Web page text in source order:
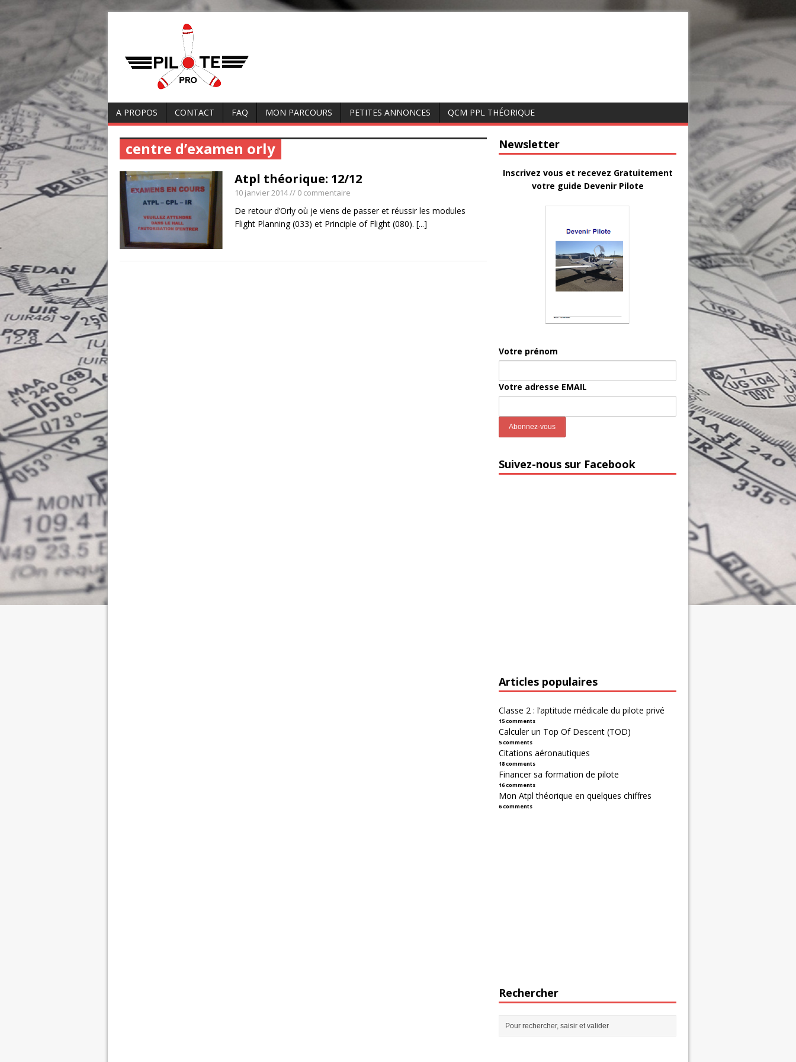
A PROPOS CONTACT FAQ MON PARCOURS PETITES ANNONCES QCM PPL THÉORIQUE
centre d’examen orly
Atpl théorique: 12/12
10 janvier 2014// 0 commentaire
De retour d’Orly où je viens de passer et réussir les modules
Flight Planning (033) et Principle of Flight (080). [...]
Newsletter
Inscrivez vous et recevez Gratuitement
votre guide Devenir Pilote
Votre prénom
Votre adresse EMAIL
Suivez-nous sur Facebook
Articles populaires
Classe 2 : l’aptitude médicale du pilote privé
15 comments
Calculer un Top Of Descent (TOD)
5 comments
Citations aéronautiques
18 comments
Financer sa formation de pilote
16 comments
Mon Atpl théorique en quelques chiffres
6 comments
Rechercher